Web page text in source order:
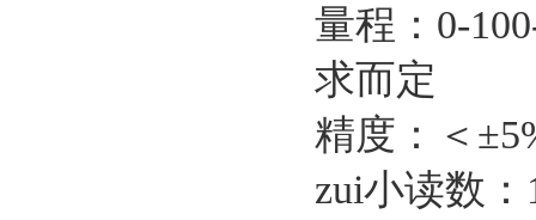
量程：0-
求而定
精度：＜
zui小读数：